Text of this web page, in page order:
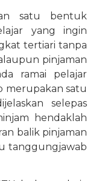
satu bentuk
yang ingin
tertiari tanpa
pinjaman
ramai pelajar
merupakan satu
selepas
hendaklah
balik pinjaman
tanggungjawab